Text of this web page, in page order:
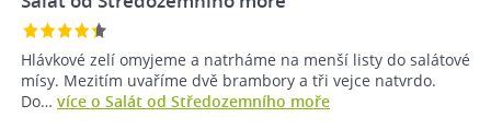
Hlávkové zelí omyjeme a natrháme na menší listy do salátové
mísy. Mezitím uvaříme dvě brambory a tři vejce natvrdo.
Do… více o Salát od Středozemního moře